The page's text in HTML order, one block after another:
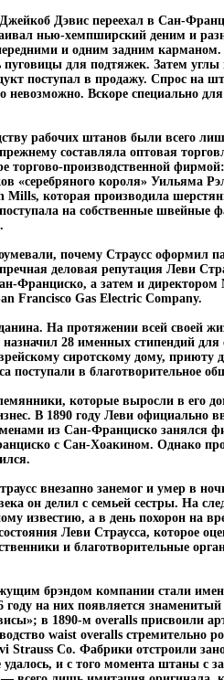
Дэвис переехал в Сан-
нью-хемпширский деним и
и одним задним
пуговицы для подтяжек. Затем
поступал в продажу. Спрос на
невозможно. Вскоре специально
рабочих штанов были всего
составляла оптовая
торгово-производственной
«серебряного короля» Уильяма
Mills, которая производила
на собственные швейные
почему Страусс оформил
деловая репутация Леви
Франциско, а затем и
Francisco Gas Electric Company.
На протяжении всей своей
назначил 28 именных стипендий
сиротскому дому, приюту
поступали в благотворительное
которые выросли в
В 1890 году Леви официально
из Сан-Франциско занялся
с Сан-Хоакином. Однако
внезапно занемог и умер в
он делил с семьей сестры. На
известию, а в день похорон на
Леви Страусса, которое
и благотворительные
брэндом компании стали
году на них появляется
в 1890-м overalls присвоили
waist overalls стремительно
Strauss Co. Фабрики отстроили
удалось, и с того момента штаны